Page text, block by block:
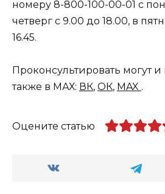
номеру 8-800-100-00-01 с
четверг с 9.00 до 18.00, в
16.45.
Проконсультировать могут и
также в МАХ: ВК, ОК, MAX .
Оцените статью